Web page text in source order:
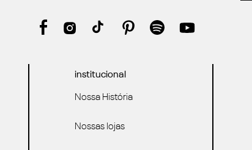
institucional
Nossa História
Nossas lojas